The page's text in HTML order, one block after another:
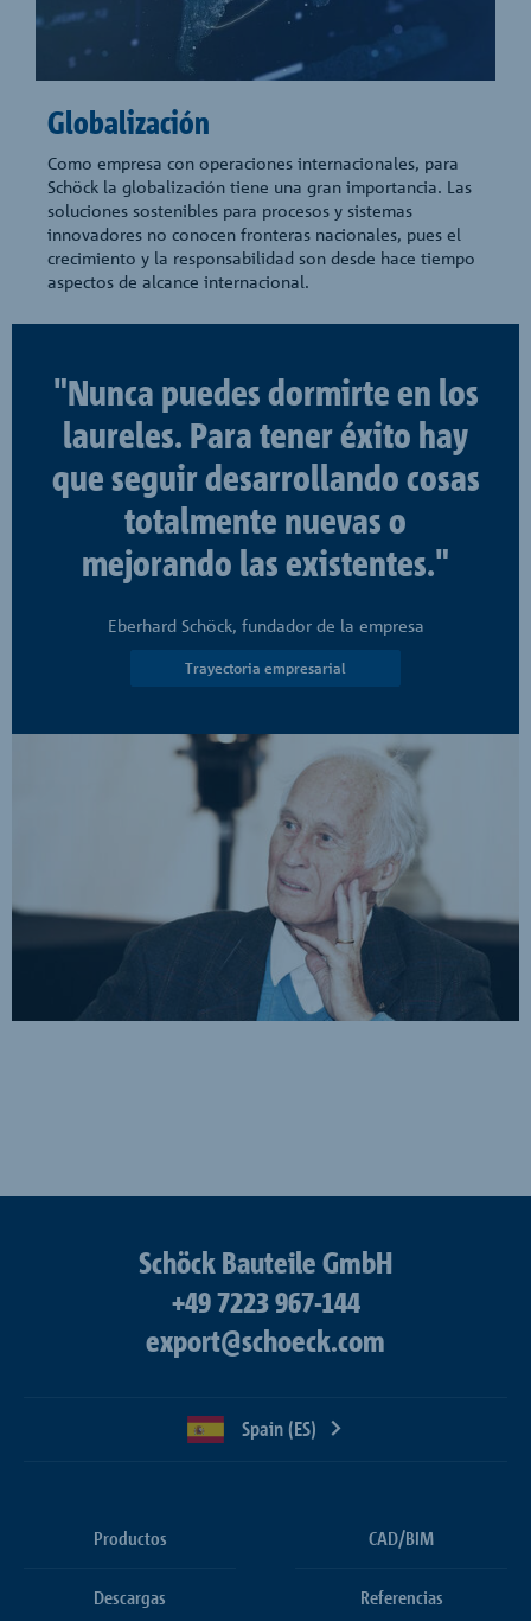
Globalización
Como empresa con operaciones internacionales, para
Schöck la globalización tiene una gran importancia. Las
soluciones sostenibles para procesos y sistemas
innovadores no conocen fronteras nacionales, pues el
crecimiento y la responsabilidad son desde hace tiempo
aspectos de alcance internacional.
"Nunca puedes dormirte en los
laureles. Para tener éxito hay
que seguir desarrollando cosas
totalmente nuevas o
mejorando las existentes."
Eberhard Schöck, fundador de la empresa
Trayectoria empresarial
Schöck Bauteile GmbH
+49 7223 967-144
export@schoeck.com
Spain (ES)
Productos CAD/BIM
Descargas Referencias